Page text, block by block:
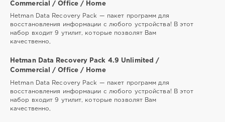
Commercial / Office / Home
Hetman Data Recovery Pack — пакет программ для
восстановления информации с любого устройства! В этот
набор входит 9 утилит, которые позволят Вам
качественно,
Hetman Data Recovery Pack 4.9 Unlimited /
Commercial / Office / Home
Hetman Data Recovery Pack — пакет программ для
восстановления информации с любого устройства! В этот
набор входит 9 утилит, которые позволят Вам
качественно,